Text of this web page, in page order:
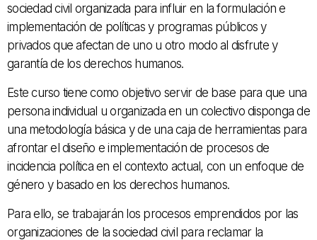
sociedad civil organizada para influir en la formulación e
implementación de políticas y programas públicos y
privados que afectan de uno u otro modo al disfrute y
garantía de los derechos humanos.
Este curso tiene como objetivo servir de base para que una
persona individual u organizada en un colectivo disponga de
una metodología básica y de una caja de herramientas para
afrontar el diseño e implementación de procesos de
incidencia política en el contexto actual, con un enfoque de
género y basado en los derechos humanos.
Para ello, se trabajarán los procesos emprendidos por las
organizaciones de la sociedad civil para reclamar la